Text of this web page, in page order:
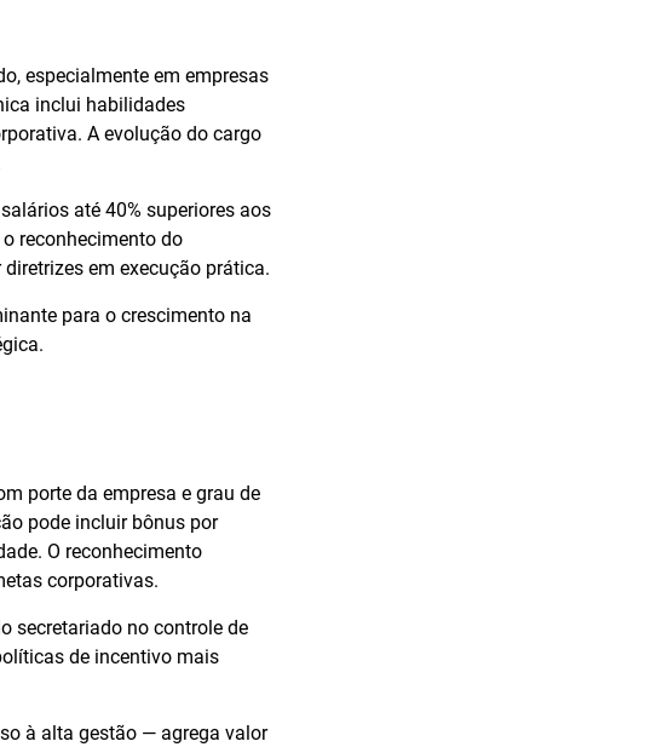
especialmente em empresas
inclui habilidades
A evolução do cargo
até 40% superiores aos
reconhecimento do
em execução prática.
para o crescimento na
porte da empresa e grau de
pode incluir bônus por
O reconhecimento
corporativas.
secretariado no controle de
de incentivo mais
à alta gestão — agrega valor